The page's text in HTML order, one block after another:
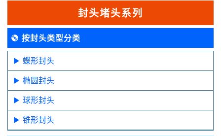
封头堵头系列
按封头类型分类
蝶形封头
椭圆封头
球形封头
锥形封头